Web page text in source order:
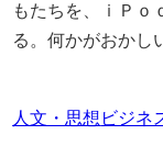
もたちを、ｉＰｏ
る。何かがおかし
人文・思想 ビジネ